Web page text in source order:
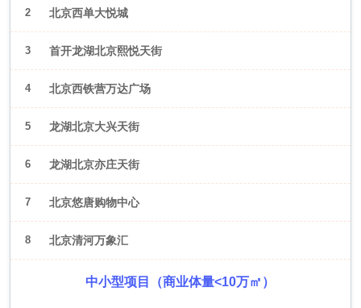
城
2 北京西单大悦城
3 首开龙湖北京熙悦天街
4 北京西铁营万达广场
5 龙湖北京大兴天街
6 龙湖北京亦庄天街
7 北京悠唐购物中心
8 北京清河万象汇
中小型项目（商业体量<10万㎡）